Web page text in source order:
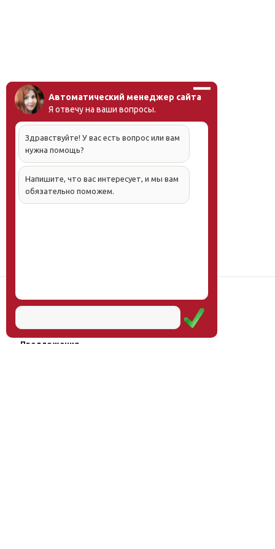
Научная школа
Услуги
Предложения
Автоматический менеджер сайта
Я отвечу на ваши вопросы.
Здравствуйте! У вас есть вопрос или вам
нужна помощь?
Напишите, что вас интересует, и мы вам
обязательно поможем.